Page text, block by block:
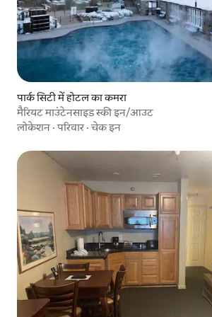
पार्क सिटी में होटल का कमरा
मैरियट माउंटेनसाइड स्की इन/आउट
लोकेशन ·परिवार ·चेक इन